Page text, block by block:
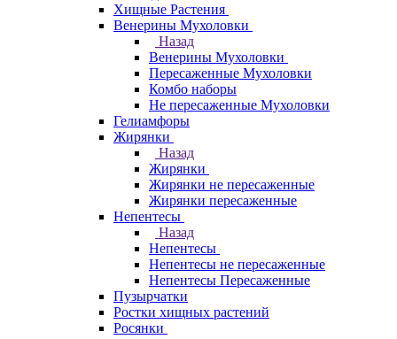
Хищные Растения
Венерины Мухоловки
Назад
Венерины Мухоловки
Пересаженные Мухоловки
Комбо наборы
Не пересаженные Мухоловки
Гелиамфоры
Жирянки
Назад
Жирянки
Жирянки не пересаженные
Жирянки пересаженные
Непентесы
Назад
Непентесы
Непентесы не пересаженные
Непентесы Пересаженные
Пузырчатки
Ростки хищных растений
Росянки